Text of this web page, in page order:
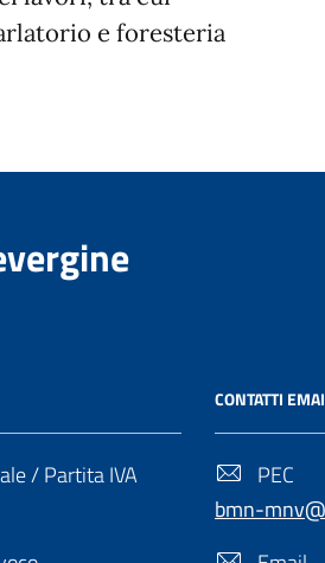
e foresteria
/ Partita IVA
CONTATTI
PEC
bmn-